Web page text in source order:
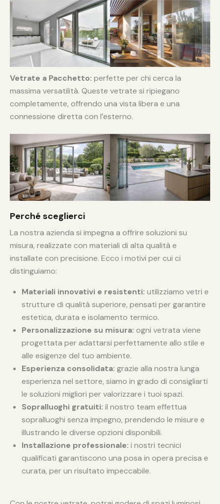
Vetrate a Pacchetto: perfette per chi cerca la
massima versatilità. Queste vetrate si ripiegano
completamente, offrendo una vista libera e una
connessione diretta con l’esterno.
Perché sceglierci
La nostra azienda si impegna a offrire soluzioni su
misura, realizzate con materiali di alta qualità e
installate con precisione. Ecco i motivi per cui ci
distinguiamo:
Materiali innovativi e resistenti: utilizziamo vetri e
strutture di qualità superiore, pensati per garantire
estetica, durata e isolamento termico.
Personalizzazione su misura: ogni vetrata viene
progettata per adattarsi perfettamente allo stile e
alle esigenze del tuo ambiente.
Esperienza consolidata: grazie alla nostra lunga
esperienza nel settore, siamo in grado di consigliarti
le soluzioni migliori per valorizzare i tuoi spazi.
Sopralluoghi gratuiti: il nostro team effettua
sopralluoghi senza impegno, prendendo le misure e
illustrando le diverse opzioni disponibili.
Installazione professionale: i nostri tecnici
qualificati garantiscono una posa in opera precisa e
curata, per un risultato impeccabile.